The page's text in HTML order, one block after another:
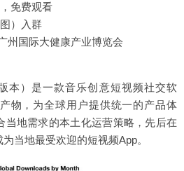
免费观看
）入群
州国际大健康产业博览会
本）是一款音乐创意短视频社交软
物，为全球用户提供统一的产品体
当地需求的本土化运营策略，先后在
当地最受欢迎的短视频App。